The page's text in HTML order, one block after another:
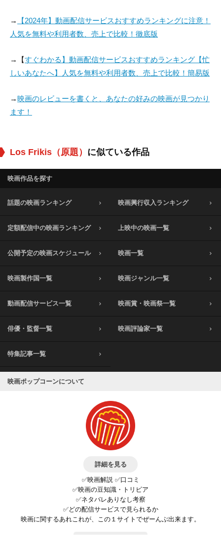
→
【2024年】動画配信サービスおすすめランキングに注意！
人気を無料や利用者数、売上で比較！徹底版
→【すぐわかる】動画配信サービスおすすめランキング【忙
しいあなたへ】人気を無料や利用者数、売上で比較！簡易版
→映画のレビューを書くと、あなたの好みの映画が見つかり
ます！
Los Frikis（原題） に似ている作品
映画作品を探す
話題の映画ランキング 映画興行収入ランキング
定額配信中の映画ランキング 上映中の映画一覧
公開予定の映画スケジュール 映画一覧
映画製作国一覧 映画ジャンル一覧
動画配信サービス一覧 映画賞・映画祭一覧
俳優・監督一覧 映画評論家一覧
特集記事一覧
映画ポップコーンについて
詳細を見る
✅映画解説 ✅口コミ
✅映画の豆知識・トリビア
✅ネタバレありなし考察
✅どの配信サービスで見られるか
映画に関するあれこれが、この１サイトでぜーんぶ出来ます。